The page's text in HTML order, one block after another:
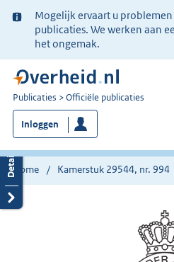
Ter
informatie:
Mogelijk ervaart u
publicaties. We werken aan
het ongemak.
U
bent
nu
hier:
Publicaties Officiële publicaties
Inloggen
Home Kamerstuk 29544, nr. 994